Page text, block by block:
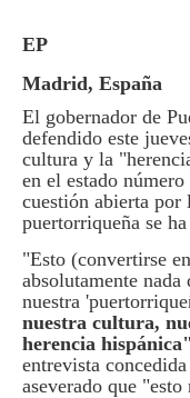
EP
Madrid, España
El gobernador de
defendido este
cultura y la
en el estado
cuestión abierta
puertorriqueña se
"Esto (convertirse
absolutamente
nuestra
nuestra cultura,
herencia
entrevista
aseverado que